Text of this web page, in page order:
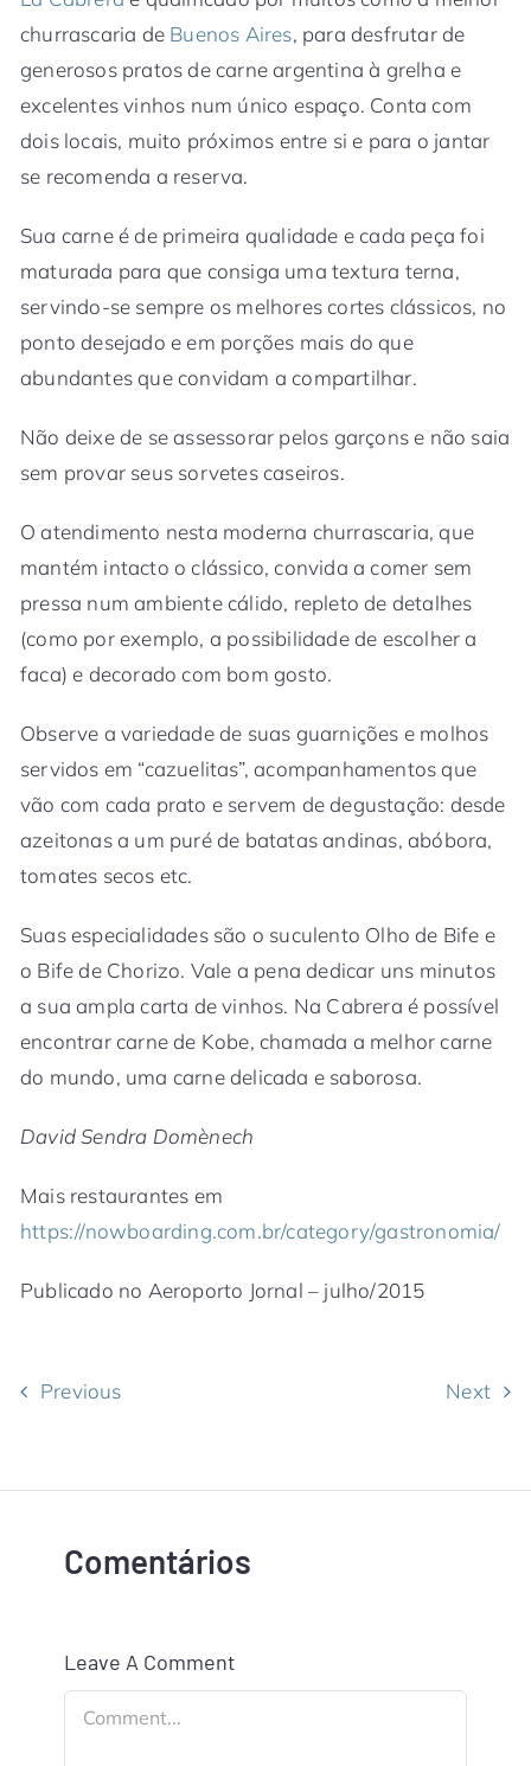
churrascaria de Buenos Aires, para desfrutar de
generosos pratos de carne argentina à grelha e
excelentes vinhos num único espaço. Conta com
dois locais, muito próximos entre si e para o jantar
se recomenda a reserva.
Sua carne é de primeira qualidade e cada peça foi
maturada para que consiga uma textura terna,
servindo-se sempre os melhores cortes clássicos, no
ponto desejado e em porções mais do que
abundantes que convidam a compartilhar.
Não deixe de se assessorar pelos garçons e não saia
sem provar seus sorvetes caseiros.
O atendimento nesta moderna churrascaria, que
mantém intacto o clássico, convida a comer sem
pressa num ambiente cálido, repleto de detalhes
(como por exemplo, a possibilidade de escolher a
faca) e decorado com bom gosto.
Observe a variedade de suas guarnições e molhos
servidos em “cazuelitas”, acompanhamentos que
vão com cada prato e servem de degustação: desde
azeitonas a um puré de batatas andinas, abóbora,
tomates secos etc.
Suas especialidades são o suculento Olho de Bife e
o Bife de Chorizo. Vale a pena dedicar uns minutos
a sua ampla carta de vinhos. Na Cabrera é possível
encontrar carne de Kobe, chamada a melhor carne
do mundo, uma carne delicada e saborosa.
David Sendra Domènech
Mais restaurantes em
https://nowboarding.com.br/category/gastronomia/
Publicado no Aeroporto Jornal – julho/2015
Previous Next
Comentários
Leave A Comment
Comment